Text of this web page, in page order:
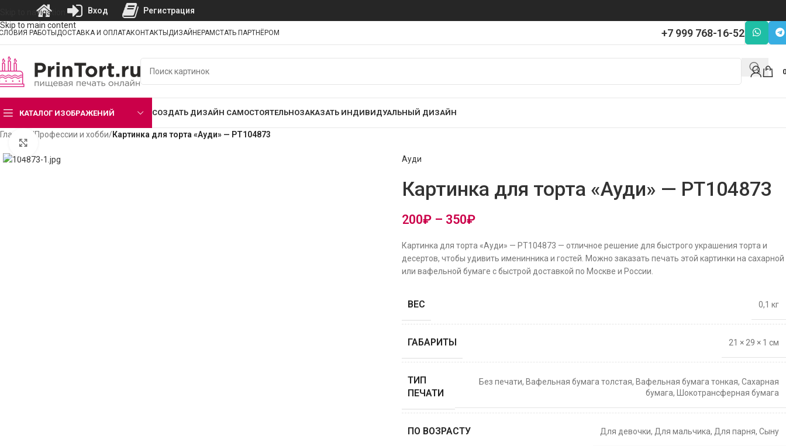
Skip to navigation
Skip to main content
РАБОТЫ ДОСТАВКА И ОПЛАТАКОНТАКТЫ ДИЗАЙНЕРАМСТАТЬ ПАРТНЁРОМ +7 999 768-16-52
0
КАТАЛОГ ИЗОБРАЖЕНИЙ СОЗДАТЬ ДИЗАЙН САМОСТОЯТЕЛЬНОЗАКАЗАТЬ ИНДИВИДУАЛЬНЫЙ ДИЗАЙН
Главная /Профессии и хобби/Картинка для торта «Ауди» — PT104873
Ауди
Картинка для торта «Ауди» — PT104873
200₽ – 350₽
Картинка для торта «Ауди» — PT104873 — отличное решение для быстрого украшения торта и
десертов, чтобы удивить именинника и гостей. Можно заказать печать этой картинки на сахарной
или вафельной бумаге с быстрой доставкой по Москве и России.
ВЕС 0,1 кг
ГАБАРИТЫ 21 × 29 × 1 см
ТИП
ПЕЧАТИ
Без печати, Вафельная бумага толстая, Вафельная бумага тонкая, Сахарная
бумага, Шокотрансферная бумага
ПО ВОЗРАСТУ Для девочки, Для мальчика, Для парня, Сыну
Вход Регистрация